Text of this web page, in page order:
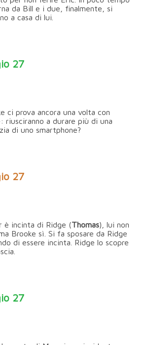
da Bill e i due, finalmente, si
a casa di lui.
27
ci prova ancora una volta con
riusciranno a durare più di una
di uno smartphone?
27
è incinta di Ridge (Thomas), lui non
Brooke sì. Si fa sposare da Ridge
di essere incinta. Ridge lo scopre
27